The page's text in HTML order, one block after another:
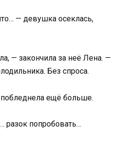
— девушка осеклась,
— закончила за неё Лена. —
Без спроса.
ещё больше.
разок попробовать…